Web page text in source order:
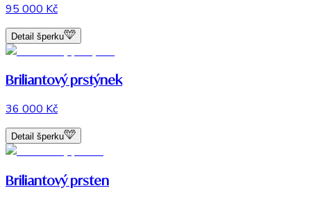
95 000 Kč
Detail šperku
Briliantový prstýnek
36 000 Kč
Detail šperku
Briliantový prsten